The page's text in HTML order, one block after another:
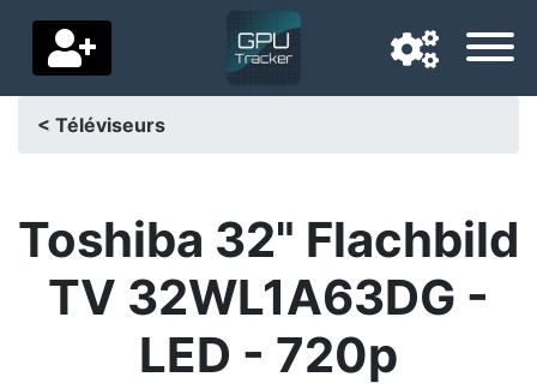
Pays de livraison
Accueil
Paramètres
< Téléviseurs
Toshiba 32" Flachbild
TV 32WL1A63DG -
LED - 720p